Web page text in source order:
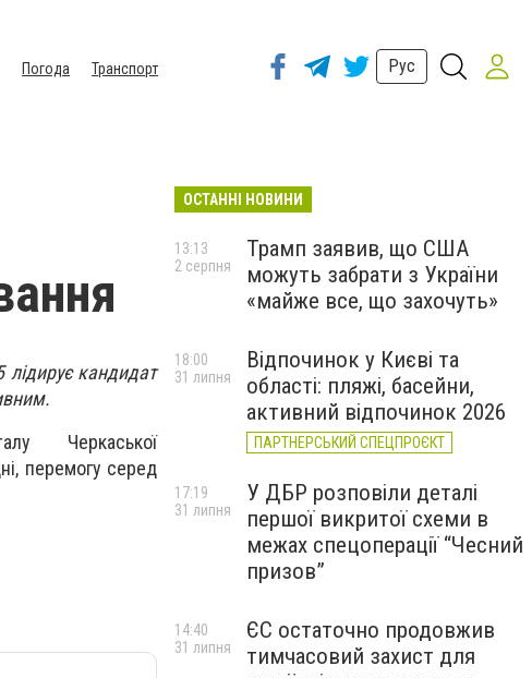
Погода
Транспорт
Рус
лідирує кандидат
Черкаської
перемогу серед
ОСТАННІ НОВИНИ
Трамп заявив, що США
можуть забрати з України
«майже все, що захочуть»
13:13
2 серпня
Відпочинок у Києві та
області: пляжі, басейни,
активний відпочинок 2026
ПАРТНЕРСЬКИЙ СПЕЦПРОЄКТ
18:00
31 липня
У ДБР розповіли деталі
першої викритої схеми в
межах спецоперації “Чесний
призов”
17:19
31 липня
ЄС остаточно продовжив
тимчасовий захист для
14:40
31 липня